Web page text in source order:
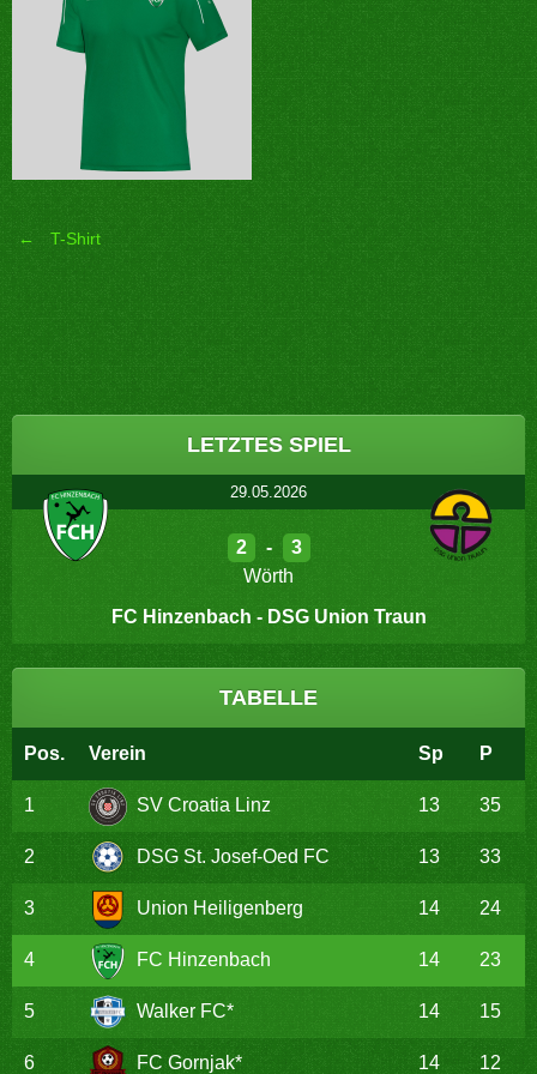
Post
navigation
← T-Shirt
LETZTES SPIEL
29.05.2026
2 -
3
Wörth
FC Hinzenbach - DSG Union Traun
TABELLE
Pos. Verein Sp P
1 SV Croatia Linz 13 35
2 DSG St. Josef-Oed FC 13 33
3 Union Heiligenberg 14 24
4 FC Hinzenbach 14 23
5 Walker FC* 14 15
6 FC Gornjak* 14 12